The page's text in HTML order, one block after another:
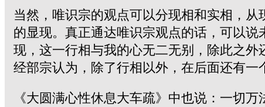
当然，唯识宗的观点可以分现相和实相，
的显现。真正通达唯识宗观点的话，可以
现，这一行相与我的心无二无别，除此之
经部宗认为，除了行相以外，在后面还有一
《大圆满心性休息大车疏》中也说：一切